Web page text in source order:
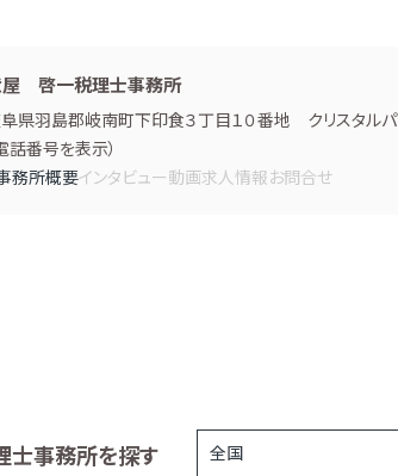
啓一税理士事務所
県羽島郡岐南町下印食３丁目１０番地 クリスタルパ
話番号を表示）
務所概要インタビュー動画求人情報お問合せ
士事務所を探す